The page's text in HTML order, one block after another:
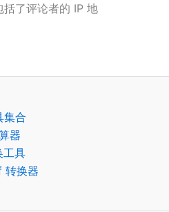
了评论者的 IP 地
集合
器
工具
转换器